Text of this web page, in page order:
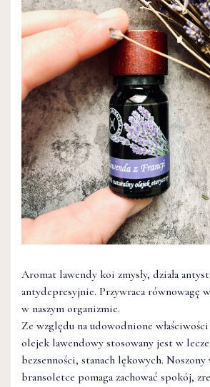
Aromat lawendy koi zmysły, działa
antydepresyjnie. Przywraca równowagę
w naszym organizmie.
Ze względu na udowodnione
olejek lawendowy stosowany jest w
bezsenności, stanach lękowych. Noszony
bransoletce pomaga zachować spokój,